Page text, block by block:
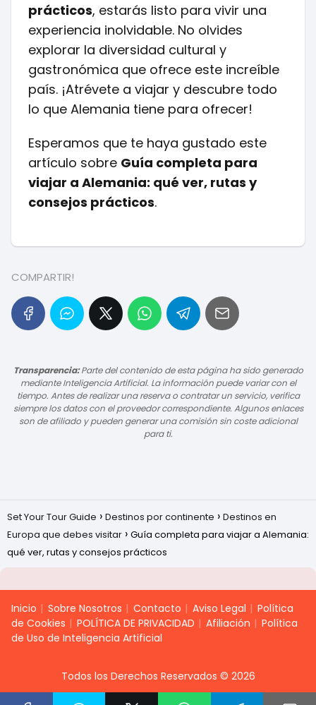
prácticos, estarás listo para vivir una
experiencia inolvidable. No olvides
explorar la diversidad cultural y
gastronómica que ofrece este increíble
país. ¡Atrévete a viajar y descubre todo
lo que Alemania tiene para ofrecer!
Esperamos que te haya gustado este
artículo sobre Guía completa para
viajar a Alemania: qué ver, rutas y
consejos prácticos.
COMPARTIR!
Transparencia:Parte del contenido de esta página ha sido generado
mediante Inteligencia Artificial. La información puede variar con el
tiempo. Antes de realizar una reserva o contratar un servicio, verifica
siempre los datos con el proveedor correspondiente. Algunos enlaces
son de afiliado y pueden generar una comisión sin coste adicional
para ti.
Set Your Tour Guide Destinos por continente
Destinos en
Europa que debes visitar
Guía completa para viajar a Alemania:
qué ver, rutas y consejos prácticos
Inicio Sobre Nosotros Contacto Aviso Legal
Política
de Cookies
POLÍTICA DE PRIVACIDAD Afiliación
Política
de Uso de Inteligencia Artificial
Todos los Derechos Reservados © 2026